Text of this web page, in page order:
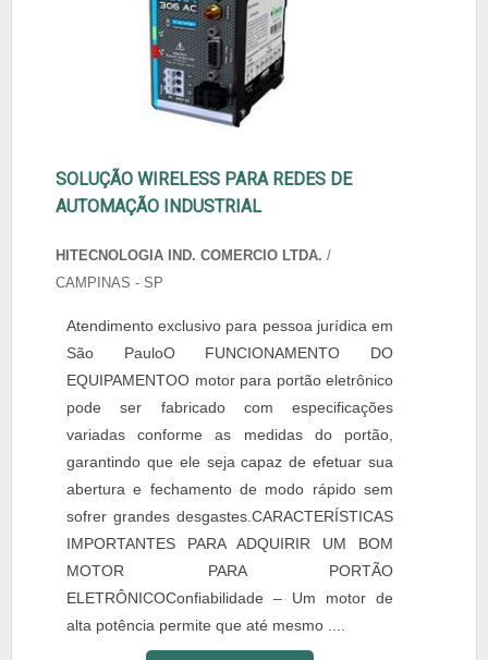
SOLUÇÃO WIRELESS PARA REDES DE
AUTOMAÇÃO INDUSTRIAL
HITECNOLOGIA IND. COMERCIO LTDA. /
CAMPINAS - SP
Atendimento exclusivo para pessoa jurídica em
São PauloO FUNCIONAMENTO DO
EQUIPAMENTOO motor para portão eletrônico
pode ser fabricado com especificações
variadas conforme as medidas do portão,
garantindo que ele seja capaz de efetuar sua
abertura e fechamento de modo rápido sem
sofrer grandes desgastes.CARACTERÍSTICAS
IMPORTANTES PARA ADQUIRIR UM BOM
MOTOR PARA PORTÃO
ELETRÔNICOConfiabilidade – Um motor de
alta potência permite que até mesmo ....